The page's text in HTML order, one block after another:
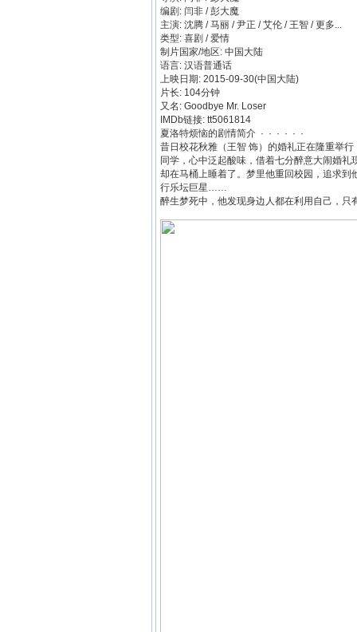
编剧: 闫非 / 彭大魔
主演: 沈腾 / 马丽 / 尹正 / 艾伦 / 王智 / 更多...
类型: 喜剧 / 爱情
制片国家/地区: 中国大陆
语言: 汉语普通话
上映日期: 2015-09-30(中国大陆)
片长: 104分钟
又名: Goodbye Mr. Loser
IMDb链接: tt5061814
夏洛特烦恼的剧情简介 · · · · · ·
昔日校花秋雅（王智 饰）的婚礼正在隆重举
同学，心中泛起酸味，借着七分醉意大闹婚
却在马桶上睡着了。梦里他重回校园，追求
行乐坛巨星……
醉生梦死中，他发现身边人都在利用自己，